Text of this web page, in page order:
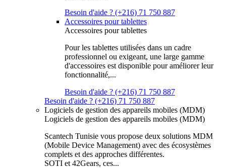
Besoin d'aide ? (+216) 71 750 887
Accessoires pour tablettes
Accessoires pour tablettes
Pour les tablettes utilisées dans un cadre
professionnel ou exigeant, une large gamme
d'accessoires est disponible pour améliorer leur
fonctionnalité,...
Besoin d'aide ? (+216) 71 750 887
Besoin d'aide ? (+216) 71 750 887
Logiciels de gestion des appareils mobiles (MDM)
Logiciels de gestion des appareils mobiles (MDM)
Scantech Tunisie vous propose deux solutions MDM
(Mobile Device Management) avec des écosystèmes
complets et des approches différentes.
SOTI et 42Gears, ces...